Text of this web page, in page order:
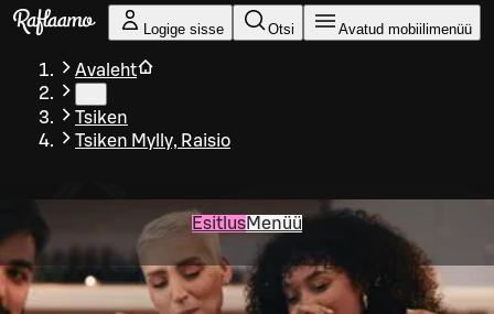
Liigu peamise sisu juurde
Logige sisse Otsi Avatud mobiilimenüü
Avaleht
Tsiken
Tsiken Mylly, Raisio
EsitlusMenüü